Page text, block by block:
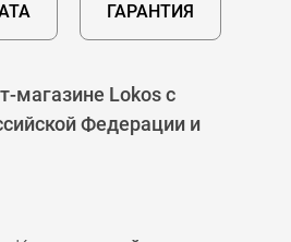
ГАРАНТИЯ
магазине Lokos с
Федерации и